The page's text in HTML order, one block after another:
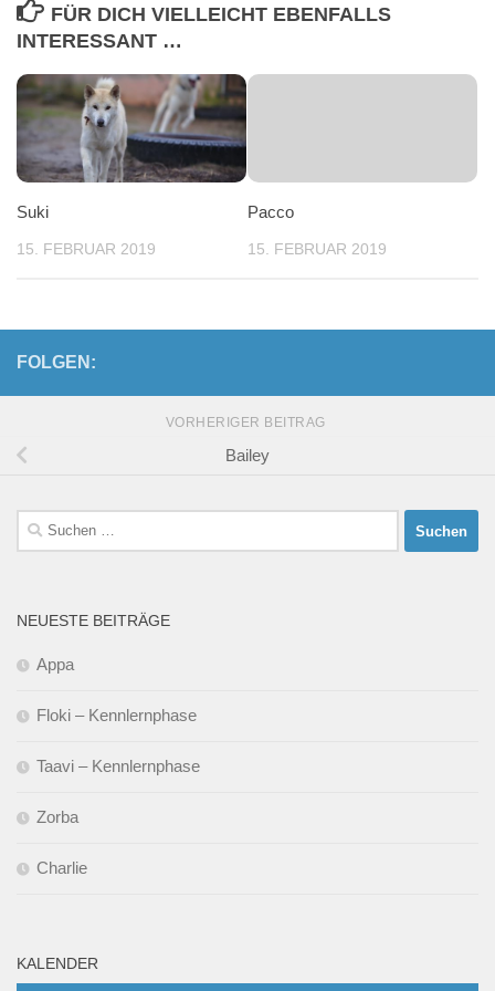
FÜR DICH VIELLEICHT EBENFALLS
INTERESSANT …
Suki
15. FEBRUAR 2019
Pacco
15. FEBRUAR 2019
FOLGEN:
VORHERIGER BEITRAG
Bailey
Suchen
nach:
NEUESTE BEITRÄGE
Appa
Floki – Kennlernphase
Taavi – Kennlernphase
Zorba
Charlie
KALENDER